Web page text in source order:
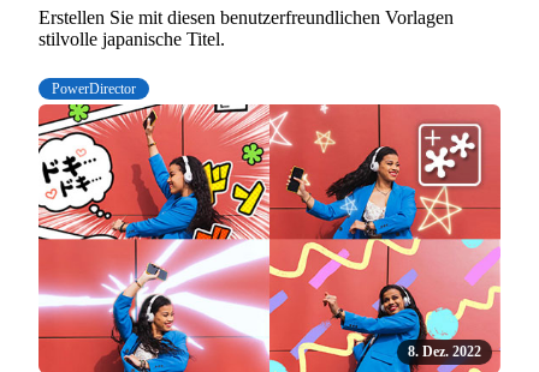
Erstellen Sie mit diesen benutzerfreundlichen Vorlagen
stilvolle japanische Titel.
PowerDirector
8. Dez. 2022